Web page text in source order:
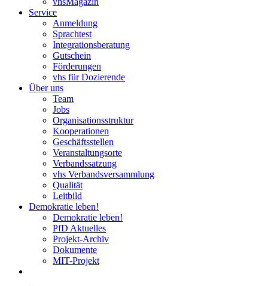
Service
Anmeldung
Sprachtest
Integrationsberatung
Gutschein
Förderungen
vhs für Dozierende
Über uns
Team
Jobs
Organisationsstruktur
Kooperationen
Geschäftsstellen
Veranstaltungsorte
Verbandssatzung
vhs Verbandsversammlung
Qualität
Leitbild
Demokratie leben!
Demokratie leben!
PfD Aktuelles
Projekt-Archiv
Dokumente
MIT-Projekt